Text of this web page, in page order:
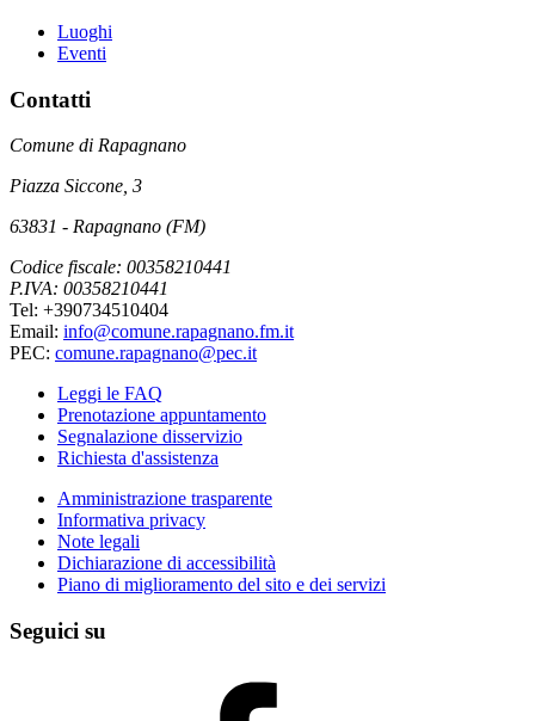
Luoghi
Eventi
Contatti
Comune di Rapagnano
Piazza Siccone, 3
63831 - Rapagnano (FM)
Codice fiscale: 00358210441
P.IVA: 00358210441
Tel: +390734510404
Email: info@comune.rapagnano.fm.it
PEC: comune.rapagnano@pec.it
Leggi le FAQ
Prenotazione appuntamento
Segnalazione disservizio
Richiesta d'assistenza
Amministrazione trasparente
Informativa privacy
Note legali
Dichiarazione di accessibilità
Piano di miglioramento del sito e dei servizi
Seguici su